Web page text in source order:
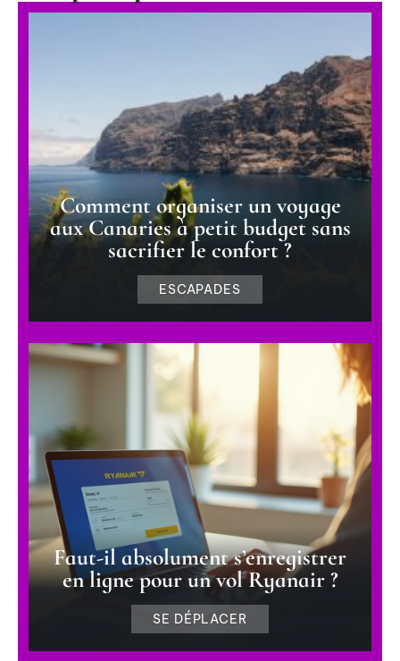
Comment organiser un voyage
aux Canaries à petit budget sans
sacrifier le confort ?
ESCAPADES
Faut-il absolument s’enregistrer
en ligne pour un vol Ryanair ?
SE DÉPLACER